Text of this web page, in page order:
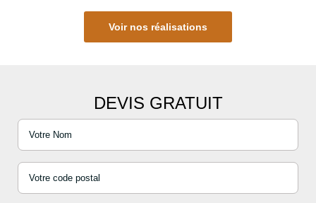
Voir nos réalisations
DEVIS GRATUIT